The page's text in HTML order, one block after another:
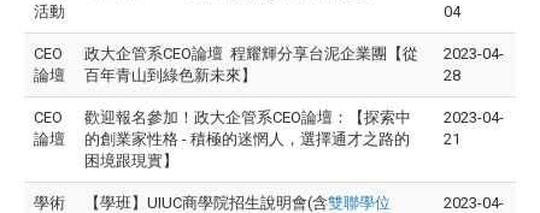
活動
04
CEO
論壇
政大企管系CEO論壇 程耀輝分享台泥企業團【從
百年青山到綠色新未來】
2023-04-
28
CEO
論壇
歡迎報名參加！政大企管系CEO論壇：【探索中
的創業家性格 - 積極的迷惘人，選擇通才之路的
困境跟現實】
2023-04-
21
學術
【學班】UIUC商學院招生說明會(含雙聯學位
2023-04-